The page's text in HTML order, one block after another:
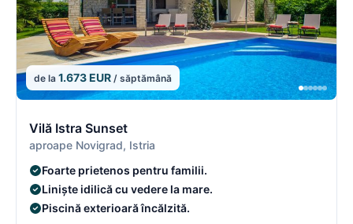
de la 1.673 EUR / săptămână
Vilă Istra Sunset
aproape Novigrad, Istria
Foarte prietenos pentru familii.
Liniște idilică cu vedere la mare.
Piscină exterioară încălzită.